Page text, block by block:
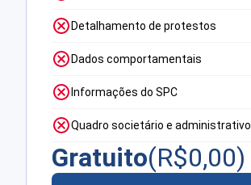
Detalhamento de protestos
Dados comportamentais
Informações do SPC
Quadro societário e administrativo
Gratuito(R$0,00)